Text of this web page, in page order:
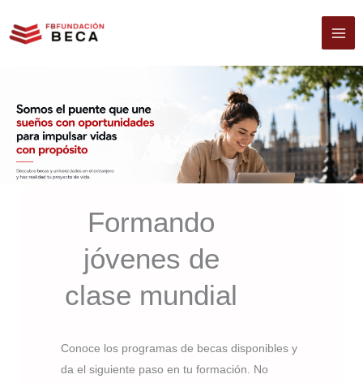
Formando
jóvenes de
clase mundial
Conoce los programas de becas disponibles y
da el siguiente paso en tu formación. No